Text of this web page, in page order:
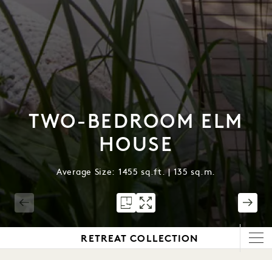
TWO-BEDROOM ELM
HOUSE
Average Size: 1455 sq.ft. | 135 sq.m.
RETREAT COLLECTION